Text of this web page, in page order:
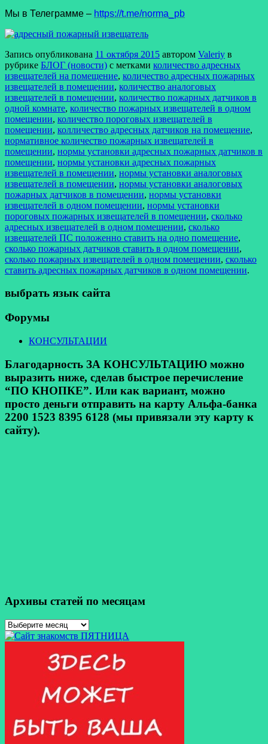
Мы в Телеграмме – https://t.me/norma_pb
Запись опубликована 11 октября 2015 автором Valeriy в
рубрике БЛОГ (новости) с метками количество адресных
извещателей на помещение, количество адресных пожарных
извещателей в помещении, количество аналоговых
извещателей в помещении, количество пожарных датчиков в
одной комнате, количество пожарных извещателей в одном
помещении, количество пороговых извещателей в
помещении, колличество адресных датчиков на помещение,
нормативное количество пожарных извещателей в
помещении, нормы установки адресных пожарных датчиков в
помещении, нормы установки адресных пожарных
извещателей в помещении, нормы установки аналоговых
извещателей в помещении, нормы установки аналоговых
пожарных датчиков в помещении, нормы установки
извещателей в одном помещении, нормы установки
пороговых пожарных извещателей в помещении, сколько
адресных извещателей в одном помещении, сколько
извещателей ПС положенно ставить на одно помещение,
сколько пожарных датчиков ставить в одном помещении,
сколько пожарных извещателей в одном помещении, сколько
ставить адресных пожарных датчиков в одном помещении.
выбрать язык сайта
Форумы
КОНСУЛЬТАЦИИ
Благодарность ЗА КОНСУЛЬТАЦИЮ можно
выразить ниже, сделав быстрое перечисление
“ПО КНОПКЕ”. Или как вариант, можно
просто деньги отправить на карту Альфа-банка
2200 1523 8395 6128 (мы привязали эту карту к
сайту).
Архивы статей по месяцам
Архивы
статей